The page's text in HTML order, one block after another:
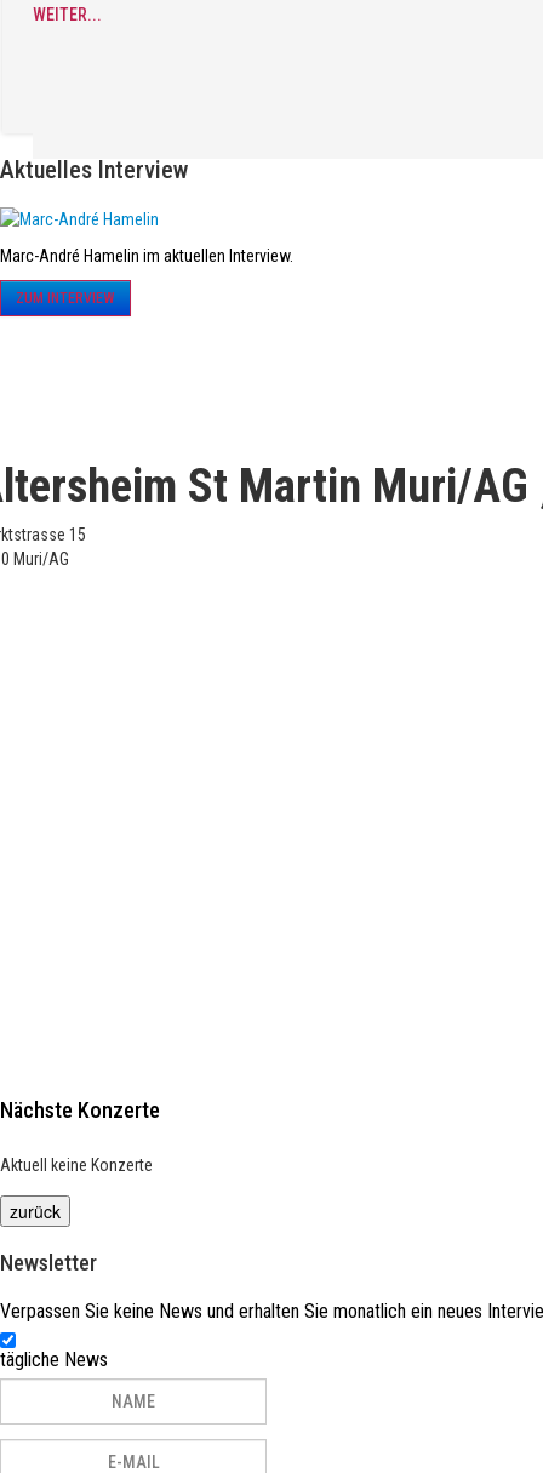
WEITER...
Aktuelles Interview
Marc-André Hamelin im aktuellen Interview.
ZUM INTERVIEW
St Martin Muri/AG
15
Muri/AG
Nächste Konzerte
Aktuell keine Konzerte
Newsletter
Verpassen Sie keine News und erhalten Sie monatlich ein neues
tägliche News